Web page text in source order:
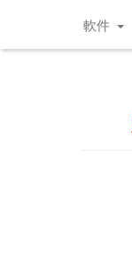
軟件